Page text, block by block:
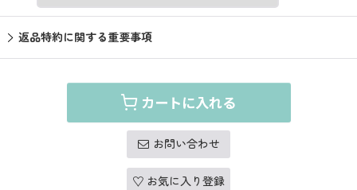
返品特約に関する重要事項
カートに入れる
お問い合わせ
お気に入り登録